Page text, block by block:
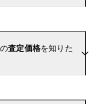
を掲載しております。
去の販売事例や、周
数値です。ご希望の
査定価格を知りた
無料売却査定は